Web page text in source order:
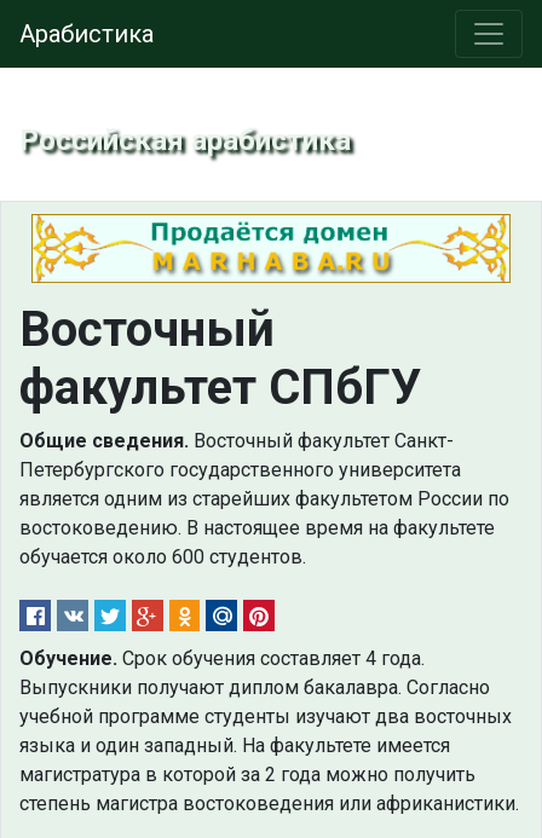
Арабистика
Российская арабистика
Восточный
факультет СПбГУ
Общие сведения. Восточный факультет Санкт-
Петербургского государственного университета
является одним из старейших факультетом России по
востоковедению. В настоящее время на факультете
обучается около 600 студентов.
Обучение. Срок обучения составляет 4 года.
Выпускники получают диплом бакалавра. Согласно
учебной программе студенты изучают два восточных
языка и один западный. На факультете имеется
магистратура в которой за 2 года можно получить
степень магистра востоковедения или африканистики.